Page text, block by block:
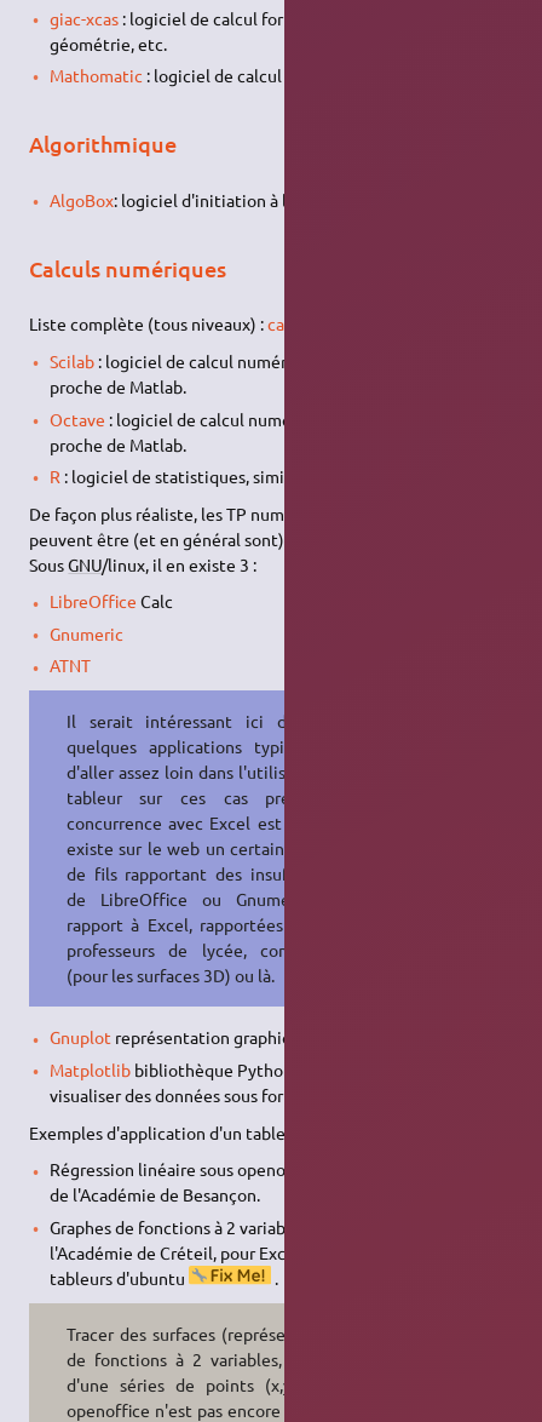
giac-xcas: logiciel de calcul formel, programmation, tableur,
géométrie, etc.
Mathomatic : logiciel de calcul algébrique
Algorithmique
AlgoBox: logiciel d'initiation à l'algorithmique.
Calculs numériques
Liste complète (tous niveaux) :calcul_numérique
Scilab: logiciel de calcul numérique (orienté matrices),
proche de Matlab.
Octave : logiciel de calcul numérique (orienté matrices),
proche de Matlab.
R : logiciel de statistiques, similaire à S.
De façon plus réaliste, les TP numériques traités au lycée
peuvent être (et en général sont) effectués avec un tableur.
SousGNU/linux, il en existe 3 :
LibreOffice Calc
Gnumeric
ATNT
Il serait intéressant ici de lister
quelques applications typiques et
d'aller assez loin dans l'utilisation du
tableur sur ces cas précis. La
concurrence avec Excel est rude : il
existe sur le web un certain nombre
de fils rapportant des insuffisances
de LibreOffice ou Gnumeric par
rapport à Excel, rapportées par des
professeurs de lycée, comme
(pour les surfaces 3D) ou là.
Gnuplot représentation graphique de données 2D ou 3D
Matplotlibbibliothèque Python destinée à tracer et
visualiser des données sous formes de graphiques 2D ou 3D
Exemples d'application d'un tableur :
Régression linéaire sous openoffice: cf. un
de l'Académie de Besançon.
Graphes de fonctions à 2 variables :cf par exemple le tuto de
l'Académie de Créteil, pour Excel
tableurs d'ubuntu
.
Tracer des surfaces (représentations
de fonctions à 2 variables, à partir
d'une séries de points (x,y)) avec
openoffice n'est pas encore possible